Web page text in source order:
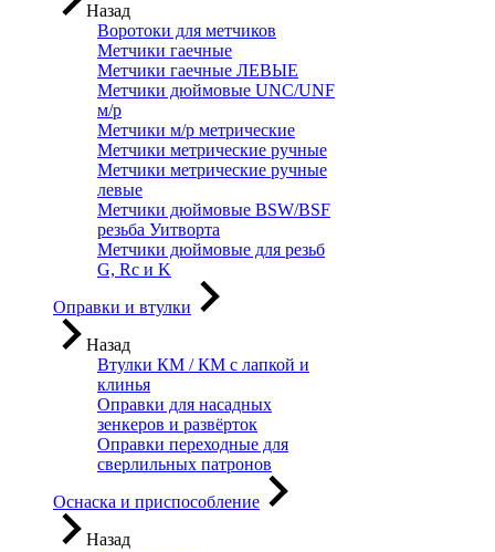
Назад
Воротоки для метчиков
Метчики гаечные
Метчики гаечные ЛЕВЫЕ
Метчики дюймовые UNC/UNF
м/р
Метчики м/р метрические
Метчики метрические ручные
Метчики метрические ручные
левые
Метчики дюймовые BSW/BSF
резьба Уитворта
Метчики дюймовые для резьб
G, Rc и K
Оправки и втулки
Назад
Втулки КМ / КМ с лапкой и
клинья
Оправки для насадных
зенкеров и развёрток
Оправки переходные для
сверлильных патронов
Оснаска и приспособление
Назад